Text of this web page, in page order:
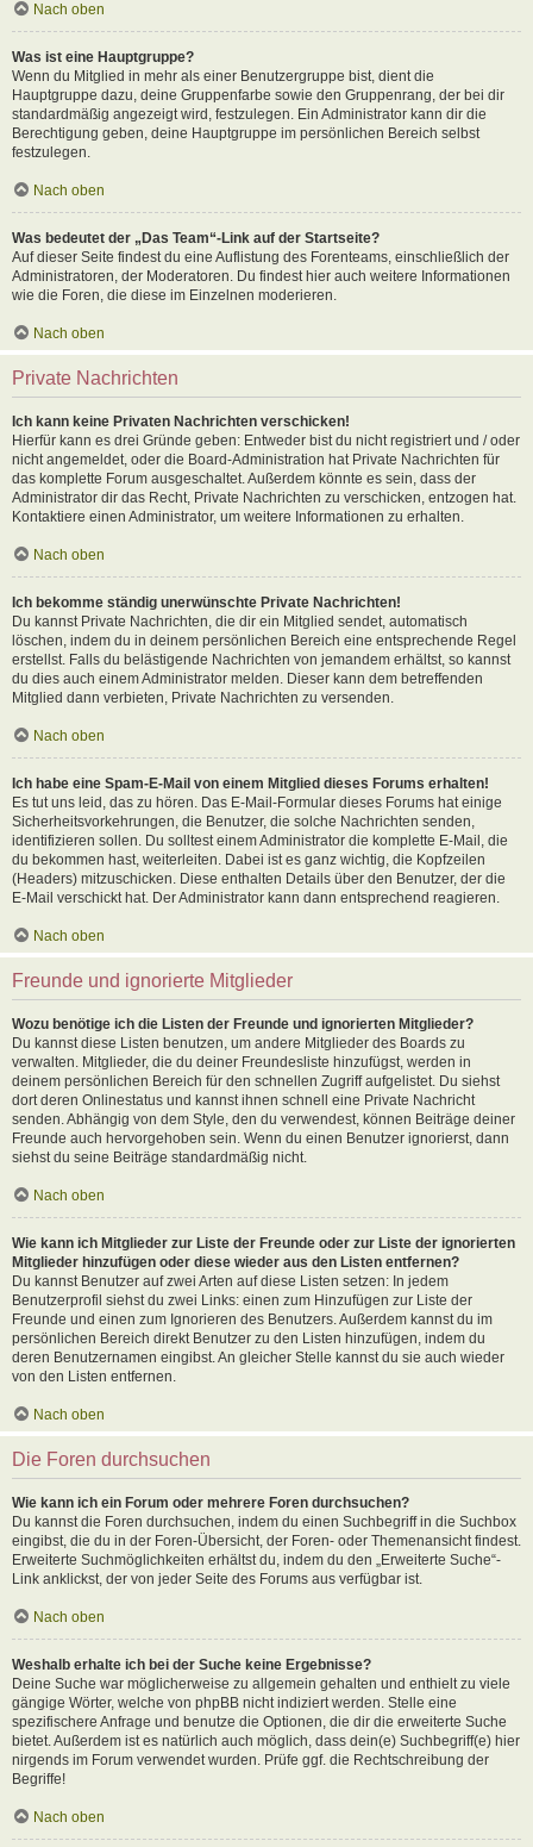
Nach oben
Was ist eine Hauptgruppe?
Wenn du Mitglied in mehr als einer Benutzergruppe bist, dient die
Hauptgruppe dazu, deine Gruppenfarbe sowie den Gruppenrang, der bei dir
standardmäßig angezeigt wird, festzulegen. Ein Administrator kann dir die
Berechtigung geben, deine Hauptgruppe im persönlichen Bereich selbst
festzulegen.
Nach oben
Was bedeutet der „Das Team“-Link auf der Startseite?
Auf dieser Seite findest du eine Auflistung des Forenteams, einschließlich der
Administratoren, der Moderatoren. Du findest hier auch weitere Informationen
wie die Foren, die diese im Einzelnen moderieren.
Nach oben
Private Nachrichten
Ich kann keine Privaten Nachrichten verschicken!
Hierfür kann es drei Gründe geben: Entweder bist du nicht registriert und / oder
nicht angemeldet, oder die Board-Administration hat Private Nachrichten für
das komplette Forum ausgeschaltet. Außerdem könnte es sein, dass der
Administrator dir das Recht, Private Nachrichten zu verschicken, entzogen hat.
Kontaktiere einen Administrator, um weitere Informationen zu erhalten.
Nach oben
Ich bekomme ständig unerwünschte Private Nachrichten!
Du kannst Private Nachrichten, die dir ein Mitglied sendet, automatisch
löschen, indem du in deinem persönlichen Bereich eine entsprechende Regel
erstellst. Falls du belästigende Nachrichten von jemandem erhältst, so kannst
du dies auch einem Administrator melden. Dieser kann dem betreffenden
Mitglied dann verbieten, Private Nachrichten zu versenden.
Nach oben
Ich habe eine Spam-E-Mail von einem Mitglied dieses Forums erhalten!
Es tut uns leid, das zu hören. Das E-Mail-Formular dieses Forums hat einige
Sicherheitsvorkehrungen, die Benutzer, die solche Nachrichten senden,
identifizieren sollen. Du solltest einem Administrator die komplette E-Mail, die
du bekommen hast, weiterleiten. Dabei ist es ganz wichtig, die Kopfzeilen
(Headers) mitzuschicken. Diese enthalten Details über den Benutzer, der die
E-Mail verschickt hat. Der Administrator kann dann entsprechend reagieren.
Nach oben
Freunde und ignorierte Mitglieder
Wozu benötige ich die Listen der Freunde und ignorierten Mitglieder?
Du kannst diese Listen benutzen, um andere Mitglieder des Boards zu
verwalten. Mitglieder, die du deiner Freundesliste hinzufügst, werden in
deinem persönlichen Bereich für den schnellen Zugriff aufgelistet. Du siehst
dort deren Onlinestatus und kannst ihnen schnell eine Private Nachricht
senden. Abhängig von dem Style, den du verwendest, können Beiträge deiner
Freunde auch hervorgehoben sein. Wenn du einen Benutzer ignorierst, dann
siehst du seine Beiträge standardmäßig nicht.
Nach oben
Wie kann ich Mitglieder zur Liste der Freunde oder zur Liste der ignorierten
Mitglieder hinzufügen oder diese wieder aus den Listen entfernen?
Du kannst Benutzer auf zwei Arten auf diese Listen setzen: In jedem
Benutzerprofil siehst du zwei Links: einen zum Hinzufügen zur Liste der
Freunde und einen zum Ignorieren des Benutzers. Außerdem kannst du im
persönlichen Bereich direkt Benutzer zu den Listen hinzufügen, indem du
deren Benutzernamen eingibst. An gleicher Stelle kannst du sie auch wieder
von den Listen entfernen.
Nach oben
Die Foren durchsuchen
Wie kann ich ein Forum oder mehrere Foren durchsuchen?
Du kannst die Foren durchsuchen, indem du einen Suchbegriff in die Suchbox
eingibst, die du in der Foren-Übersicht, der Foren- oder Themenansicht findest.
Erweiterte Suchmöglichkeiten erhältst du, indem du den „Erweiterte Suche“-
Link anklickst, der von jeder Seite des Forums aus verfügbar ist.
Nach oben
Weshalb erhalte ich bei der Suche keine Ergebnisse?
Deine Suche war möglicherweise zu allgemein gehalten und enthielt zu viele
gängige Wörter, welche von phpBB nicht indiziert werden. Stelle eine
spezifischere Anfrage und benutze die Optionen, die dir die erweiterte Suche
bietet. Außerdem ist es natürlich auch möglich, dass dein(e) Suchbegriff(e) hier
nirgends im Forum verwendet wurden. Prüfe ggf. die Rechtschreibung der
Begriffe!
Nach oben